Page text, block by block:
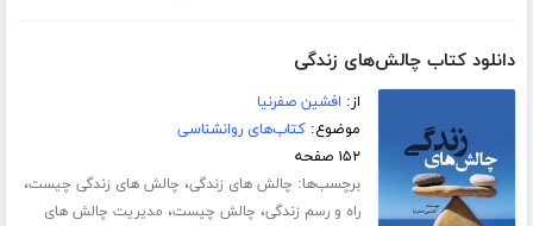
دانلود کتاب چالش‌های زندگی
از: افشین صفرنیا
موضوع:کتاب‌های روانشناسی
۱۵۲ صفحه
برچسب‌ها: چالش های زندگی، چالش های زندگی چیست،
راه و رسم زندگی، چالش چیست، مدیریت چالش های